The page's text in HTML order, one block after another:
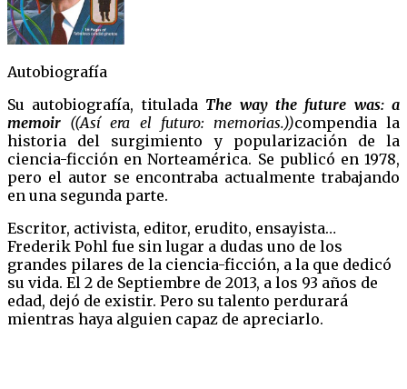
Autobiografía
Su autobiografía, titulada The way the future was: a
memoir ((Así era el futuro: memorias.))compendia la
historia del surgimiento y popularización de la
ciencia-ficción en Norteamérica. Se publicó en 1978,
pero el autor se encontraba actualmente trabajando
en una segunda parte.
Escritor, activista, editor, erudito, ensayista…
Frederik Pohl fue sin lugar a dudas uno de los
grandes pilares de la ciencia-ficción, a la que dedicó
su vida. El 2 de Septiembre de 2013, a los 93 años de
edad, dejó de existir. Pero su talento perdurará
mientras haya alguien capaz de apreciarlo.